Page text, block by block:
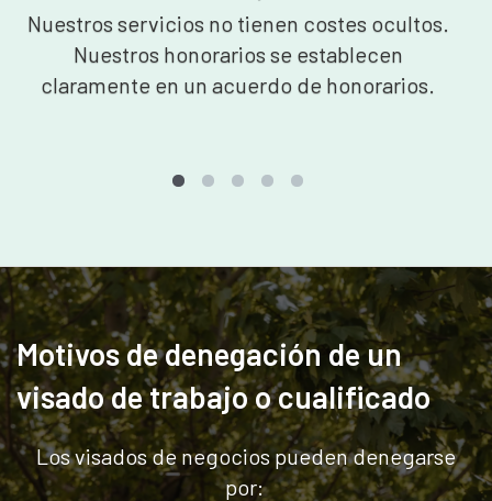
Nuestros servicios no tienen costes ocultos.
Nuestros honorarios se establecen
claramente en un acuerdo de honorarios.
Motivos de denegación de un
visado de trabajo o cualificado
Los visados de negocios pueden denegarse
por: